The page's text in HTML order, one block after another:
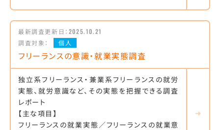
最新調査更新日： 2025.10.21
調査対象：
個人
フリーランスの意識・就業実態調査
独立系フリーランス・兼業系フリーランスの就労
実態、就労意識など、その実態を把握できる調査
レポート
【主な項目】
フリーランスの就業実態／フリーランスの就業意